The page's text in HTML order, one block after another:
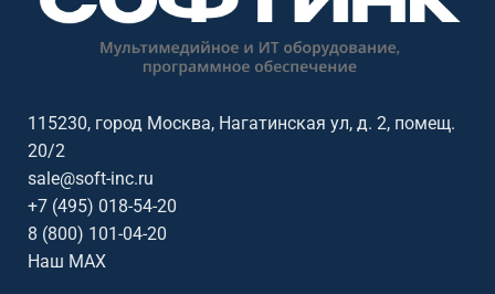
115230, город Москва, Нагатинская ул, д. 2, помещ.
20/2
sale@soft-inc.ru
+7 (495) 018-54-20
8 (800) 101-04-20
Наш MAX